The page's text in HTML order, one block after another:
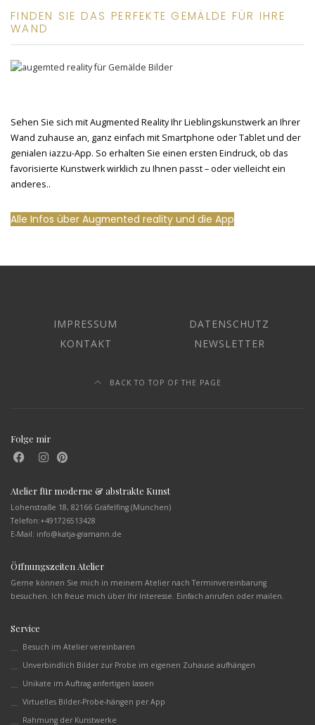
FINDEN SIE DAS PERFEKTE GEMÄLDE FÜR IHRE
WAND
Sehen Sie sich mit Augmented Reality Ihr Lieblingskunstwerk an Ihrer
Wand zuhause an, ganz einfach mit Smartphone oder Tablet und der
genialen iazzu-App. So erhalten Sie einen ersten Eindruck, ob das
favorisierte Kunstwerk wirklich zu Ihnen passt – oder vielleicht ein
anderes..
Alle Infos über Augmented reality und die App
IMPRESSUM
DATENSCHUTZ
KONTAKT
NEWSLETTER
BACK TO TOP OF THE PAGE
Folge mir
Atelier für moderne & abstrakte Kunst
Lohenstraße 18, 82166 Gräfelfing (München)
Telefon:+491726513428
E-Mail: info@katja-gramann.de
Öffnungszeiten Atelier
Gerne können Sie mich in meinem Atelier nach Terminvereinbarung
besuchen. Ich freue mich über Ihr Interesse. Einfach anrufen oder mailen.
Service
Besuch im Atelier vereinbaren
Unverbindlich Bilder zur Probe im eigenen Zuhause aufhängen
Unikate im Auftrag anfertigen lassen
Virtuelles Bilder-Probe-hängen per App
Rahmung der Kunstwerke